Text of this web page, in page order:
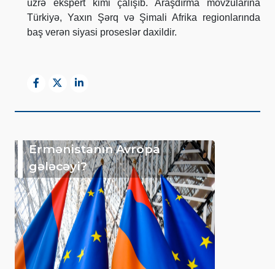
üzrə ekspert kimi çalışıb. Araşdırma mövzularına
Türkiyə, Yaxın Şərq və Şimali Afrika regionlarında
baş verən siyasi proseslər daxildir.
Ermənistanın Avropa
gələcəyi?